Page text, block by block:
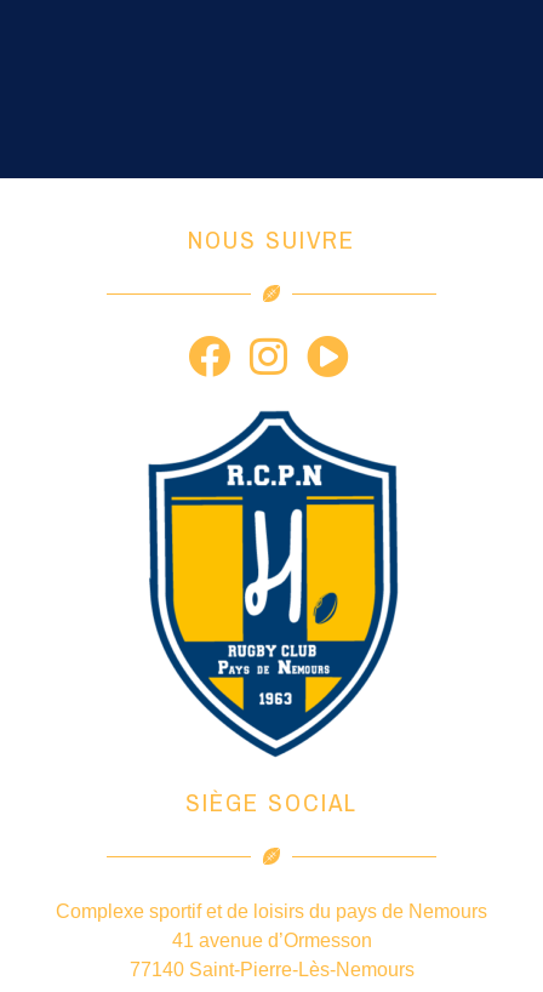
NOUS SUIVRE
SIÈGE SOCIAL
Complexe sportif et de loisirs du pays de Nemours
41 avenue d’Ormesson
77140 Saint-Pierre-Lès-Nemours